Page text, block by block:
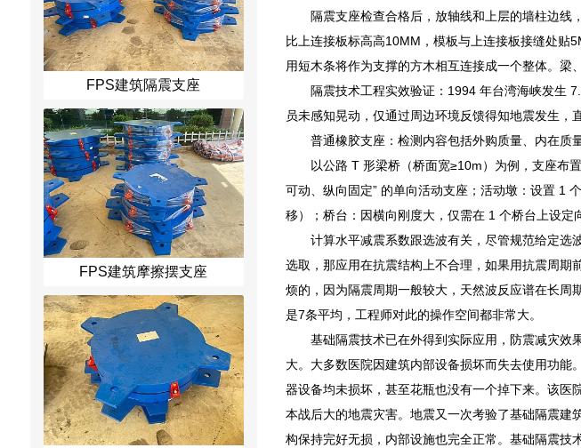
FPS建筑隔震支座
FPS建筑摩擦摆支座
隔震支座检查合格后，放轴线和上层的墙柱边
比上连接板标高高10MM，模板与上连接板接缝处贴
用短木条将作为支撑的方木相互连接成一个整体。梁
隔震技术工程实效验证：1994 年台湾海峡发生
员未感知晃动，仅通过周边环境反馈得知地震发生，
普通橡胶支座：检测内容包括外购质量、内在质
以公路 T 形梁桥（桥面宽≥10m）为例，支座布
可动、纵向固定” 的单向活动支座；活动墩：设置 1
移）；桥台：因横向刚度大，仅需在 1 个桥台上设定
计算水平减震系数跟选波有关，尽管规范给定选
选取，那应用在抗震结构上不合理，如果用抗震周
烦的，因为隔震周期一般较大，天然波反应谱在长
是7条平均，工程师对此的操作空间都非常大。
基础隔震技术已在外得到实际应用，防震减灾
大。大多数医院因建筑内部设备损坏而失去使用功
器设备均未损坏，甚至花瓶也没有一个掉下来。该
本战后大的地震灾害。地震又一次考验了基础隔震
构保持完好无损，内部设施也完全正常。基础隔震